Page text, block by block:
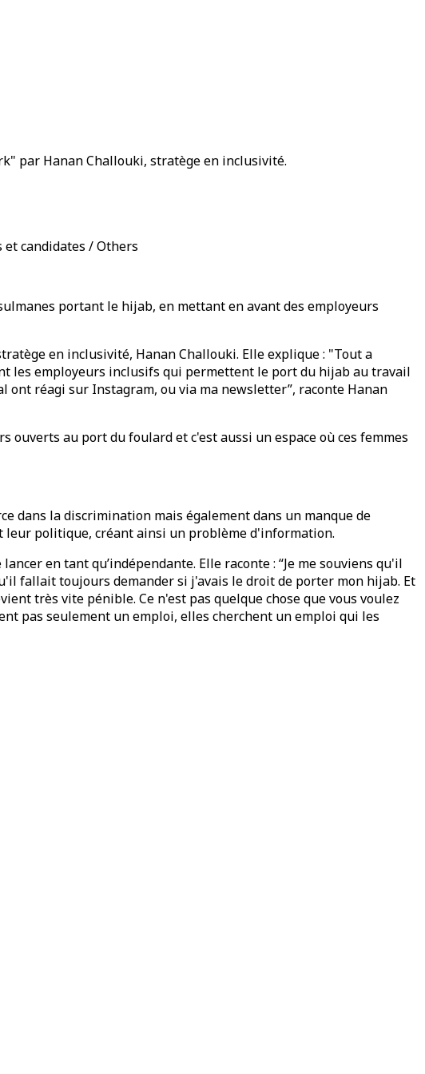
par Hanan Challouki, stratège en inclusivité.
candidates / Others
portant le hijab, en mettant en avant des employeurs
en inclusivité, Hanan Challouki. Elle explique : "Tout a
les employeurs inclusifs qui permettent le port du hijab au travail
ont réagi sur Instagram, ou via ma newsletter”, raconte Hanan
ouverts au port du foulard et c'est aussi un espace où ces femmes
dans la discrimination mais également dans un manque de
leur politique, créant ainsi un problème d'information.
en tant qu’indépendante. Elle raconte : “Je me souviens qu'il
fallait toujours demander si j'avais le droit de porter mon hijab. Et
très vite pénible. Ce n'est pas quelque chose que vous voulez
pas seulement un emploi, elles cherchent un emploi qui les